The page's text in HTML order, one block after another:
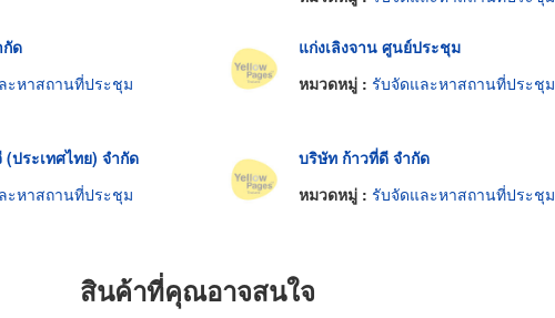
กัด
ะหาสถานที่ประชุม
แก่งเลิงจาน ศูนย์ประชุม
หมวดหมู่ : รับจัดและหาสถานที่ประชุม
ประเทศไทย) จำกัด
ะหาสถานที่ประชุม
บริษัท ก้าวที่ดี จำกัด
หมวดหมู่ : รับจัดและหาสถานที่ประชุม
สินค้าที่คุณอาจสนใจ